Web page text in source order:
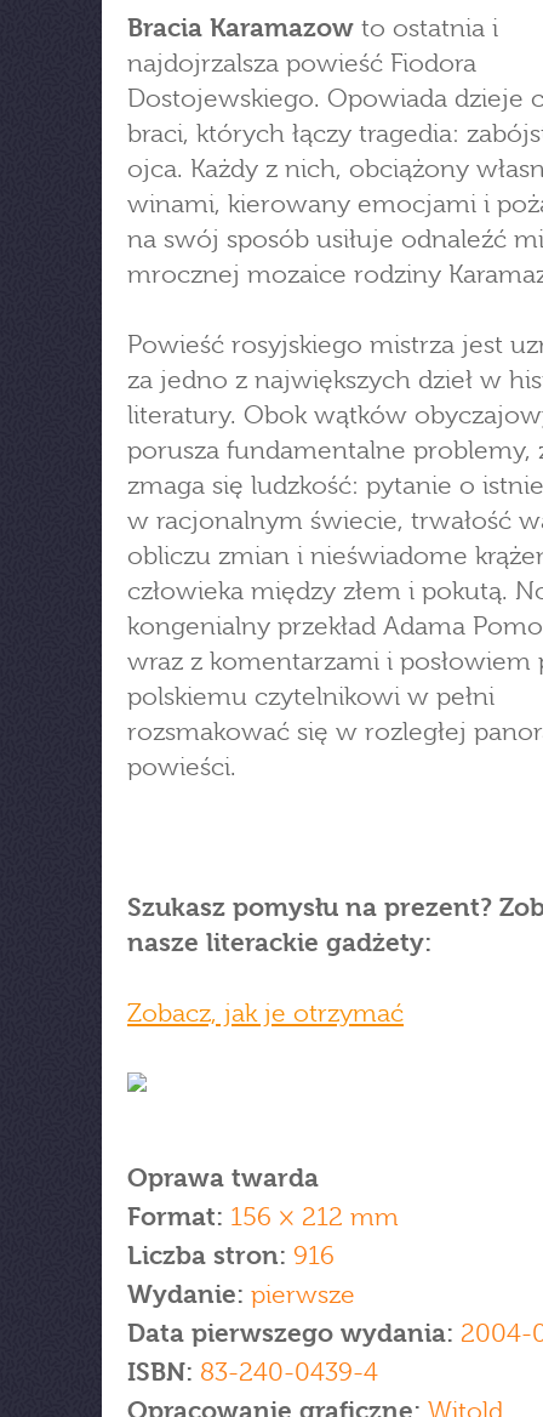
Bracia Karamazow to ostatnia i
najdojrzalsza powieść Fiodora
Dostojewskiego. Opowiada dzieje
braci, których łączy tragedia:
ojca. Każdy z nich, obciążony
winami, kierowany emocjami i
na swój sposób usiłuje odnaleźć
mrocznej mozaice rodziny
Powieść rosyjskiego mistrza jest
za jedno z największych dzieł w
literatury. Obok wątków
porusza fundamentalne problemy,
zmaga się ludzkość: pytanie o
w racjonalnym świecie, trwałość
obliczu zmian i nieświadome
człowieka między złem i pokutą.
kongenialny przekład Adama
wraz z komentarzami i posłowiem
polskiemu czytelnikowi w pełni
rozsmakować się w rozległej
powieści.
Szukasz pomysłu na prezent?
nasze literackie gadżety:
Zobacz, jak je otrzymać
Oprawa twarda
Format: 156 × 212 mm
Liczba stron: 916
Wydanie: pierwsze
Data pierwszego wydania: 2004-
ISBN: 83-240-0439-4
Opracowanie graficzne: Witold